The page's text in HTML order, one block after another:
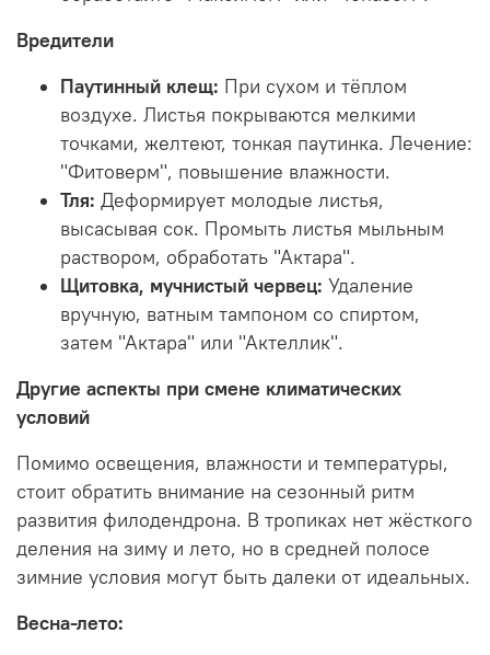
Вредители
Паутинный клещ: При сухом и тёплом
воздухе. Листья покрываются мелкими
точками, желтеют, тонкая паутинка. Лечение:
"Фитоверм", повышение влажности.
Тля: Деформирует молодые листья,
высасывая сок. Промыть листья мыльным
раствором, обработать "Актара".
Щитовка, мучнистый червец: Удаление
вручную, ватным тампоном со спиртом,
затем "Актара" или "Актеллик".
Другие аспекты при смене климатических
условий
Помимо освещения, влажности и температуры,
стоит обратить внимание на сезонный ритм
развития филодендрона. В тропиках нет жёсткого
деления на зиму и лето, но в средней полосе
зимние условия могут быть далеки от идеальных.
Весна-лето: